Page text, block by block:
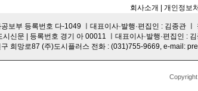
회사소개 | 개인정보
보부 등록번호 다-1049 ㅣ대표이사·발행·편집인 : 김종관
시신문 | 등록번호 경기 아 00011 ㅣ대표이사·발행·편집인 :
구 희망로87 (주)도시플러스 전화 : (031)755-9669, e-mail: